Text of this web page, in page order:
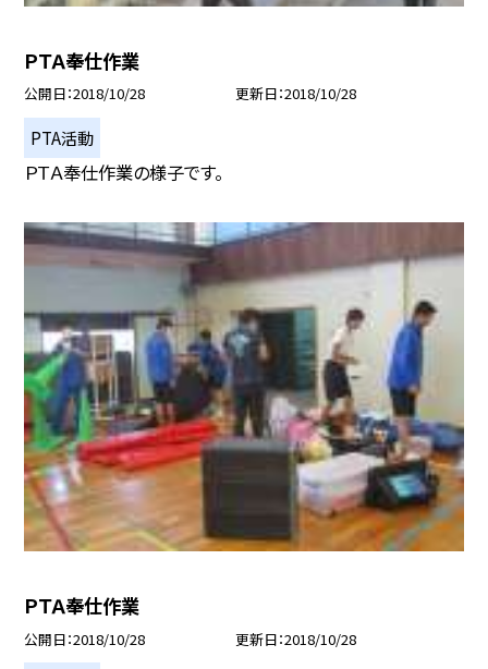
ＰＴＡ奉仕作業
公開日 2018/10/28 更新日 2018/10/28
PTA活動
ＰＴＡ奉仕作業の様子です。
ＰＴＡ奉仕作業
公開日 2018/10/28 更新日 2018/10/28